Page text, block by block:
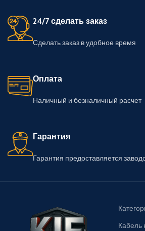
24/7 сделать заказ
Сделать заказ в удобное время
Оплата
Наличный и безналичный расчет
Гарантия
Гарантия предоставляется
Кабель